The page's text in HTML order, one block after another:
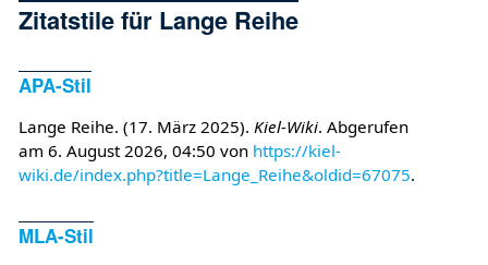
Zitatstile für Lange Reihe
APA-Stil
Lange Reihe. (17. März 2025). Kiel-Wiki. Abgerufen
am 6. August 2026, 04:50 von https://kiel-
wiki.de/index.php?title=Lange_Reihe&oldid=67075.
MLA-Stil